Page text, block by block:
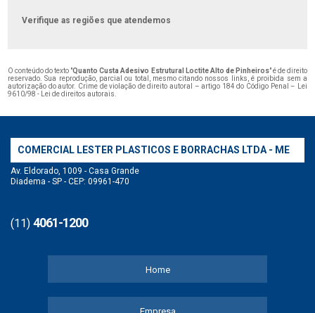
Verifique as regiões que atendemos
O conteúdo do texto "Quanto Custa Adesivo Estrutural Loctite Alto de Pinheiros" é de direito
reservado. Sua reprodução, parcial ou total, mesmo citando nossos links, é proibida sem a
autorização do autor. Crime de violação de direito autoral – artigo 184 do Código Penal – Lei
9610/98 - Lei de direitos autorais.
COMERCIAL LESTER PLASTICOS E BORRACHAS LTDA - ME
Av. Eldorado, 1009 - Casa Grande
Diadema - SP - CEP: 09961-470
(11) 4061-1200
Home